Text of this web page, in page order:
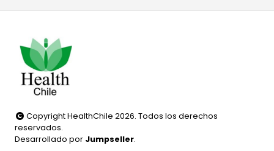
Copyright HealthChile 2026. Todos los derechos
reservados.
Desarrollado por Jumpseller.